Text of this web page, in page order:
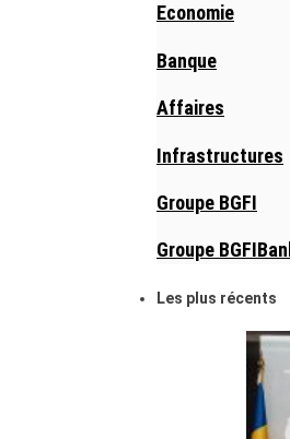
Economie
Banque
Affaires
Infrastructures
Groupe BGFI
Groupe
Les plus récents